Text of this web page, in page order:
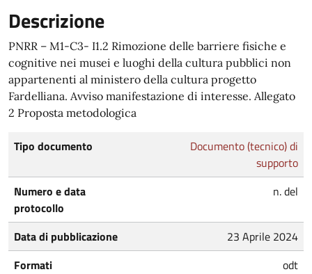
Descrizione
PNRR – M1-C3- I1.2 Rimozione delle barriere fisiche e
cognitive nei musei e luoghi della cultura pubblici non
appartenenti al ministero della cultura progetto
Fardelliana. Avviso manifestazione di interesse. Allegato
2 Proposta metodologica
Tipo documento
Documento (tecnico) di
supporto
Numero e data
protocollo
n. del
Data di pubblicazione
23 Aprile 2024
Formati
odt